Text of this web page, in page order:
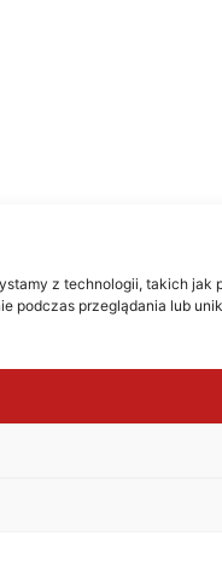
z technologii, takich
podczas przeglądania lub